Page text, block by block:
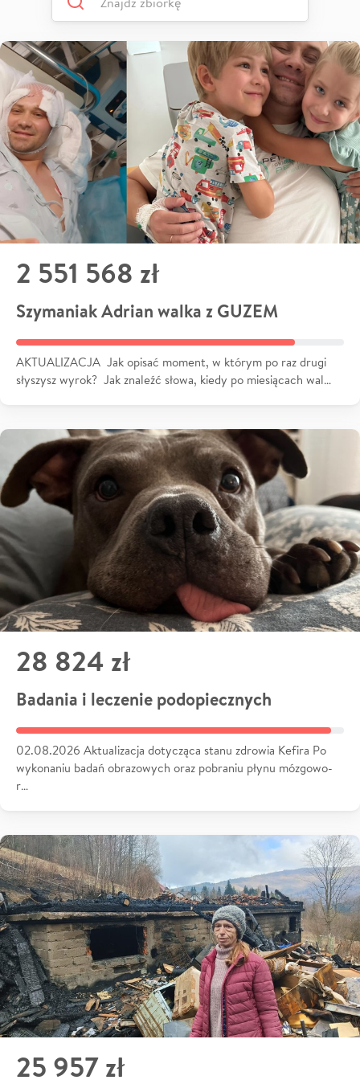
2 551 568 zł
Szymaniak Adrian walka z GUZEM
AKTUALIZACJA Jak opisać moment, w którym po raz drugi
słyszysz wyrok? Jak znaleźć słowa, kiedy po miesiącach wal…
28 824 zł
Badania i leczenie podopiecznych
02.08.2026 Aktualizacja dotycząca stanu zdrowia Kefira Po
wykonaniu badań obrazowych oraz pobraniu płynu mózgowo-
r…
25 957 zł